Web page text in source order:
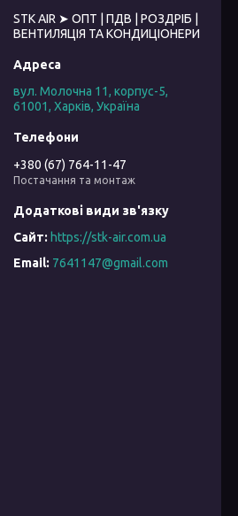
STK AIR ➤ ОПТ | ПДВ | РОЗДРІБ |
ВЕНТИЛЯЦІЯ ТА КОНДИЦІОНЕРИ
вул. Молочна 11, корпус-5,
61001, Харків, Україна
+380 (67) 764-11-47
Постачання та монтаж
https://stk-air.com.ua
7641147@gmail.com